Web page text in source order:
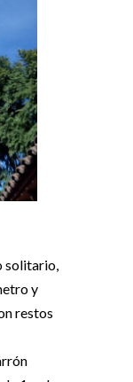
solitario,
y
restos